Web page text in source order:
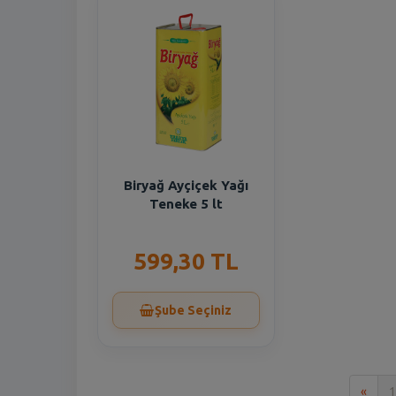
Biryağ Ayçiçek Yağı
Teneke 5 lt
599,30 TL
Şube Seçiniz
« 1